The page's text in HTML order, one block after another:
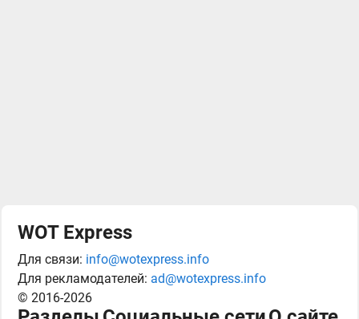
WOT Express
Для связи: info@wotexpress.info
Для рекламодателей: ad@wotexpress.info
© 2016-2026